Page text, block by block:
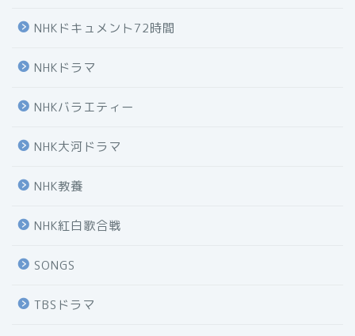
NHKドキュメント72時間
NHKドラマ
NHKバラエティー
NHK大河ドラマ
NHK教養
NHK紅白歌合戦
SONGS
TBSドラマ